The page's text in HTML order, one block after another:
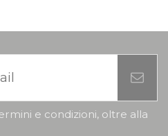
e condizioni, oltre alla